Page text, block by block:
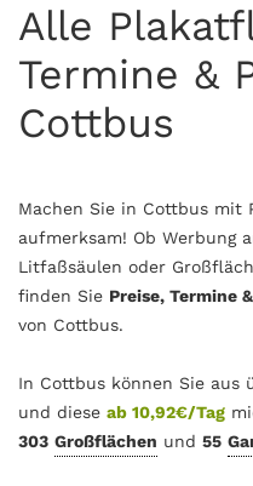
Alle
Termine &
Cottbus
Machen Sie in Cottbus mit
aufmerksam! Ob Werbung
Litfaßsäulen oder
finden Sie Preise, Termine
von Cottbus.
In Cottbus können Sie aus
und diese ab 10,92€/Tag
303 Großflächen und 55